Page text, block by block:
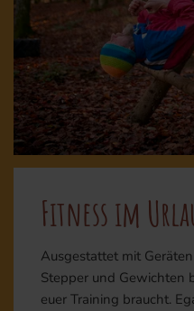
Fitness im
Ausgestattet mit
Stepper und Gewichten
euer Training braucht.